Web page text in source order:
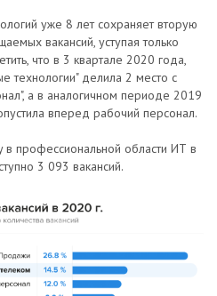
уже 8 лет сохраняет вторую
вакансий, уступая только
что в 3 квартале 2020 года,
технологии" делила 2 место с
а в аналогичном периоде 2019
вперед рабочий персонал.
профессиональной области ИТ в
3 093 вакансий.